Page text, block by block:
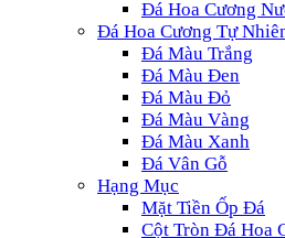
Đá Hoa Cương
Đá Hoa Cương Tự
Đá Màu Trắng
Đá Màu Đen
Đá Màu Đỏ
Đá Màu Vàng
Đá Màu Xanh
Đá Vân Gỗ
Hạng Mục
Mặt Tiền Ốp Đá
Cột Tròn Đá Hoa